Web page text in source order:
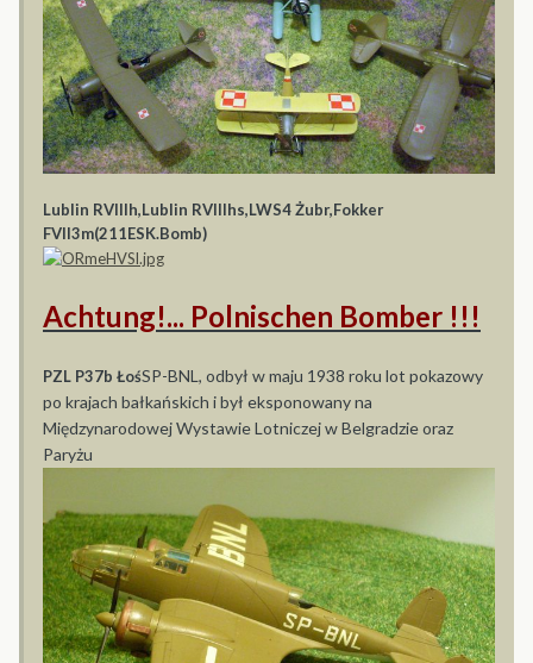
Lublin RVIIIh,Lublin RVIIIhs,LWS4 Żubr,Fokker
FVII3m(211ESK.Bomb)
Achtung!... Polnischen Bomber !!!
PZL P37b ŁośSP-BNL, odbył w maju 1938 roku lot pokazowy
po krajach bałkańskich i był eksponowany na
Międzynarodowej Wystawie Lotniczej w Belgradzie oraz
Paryżu